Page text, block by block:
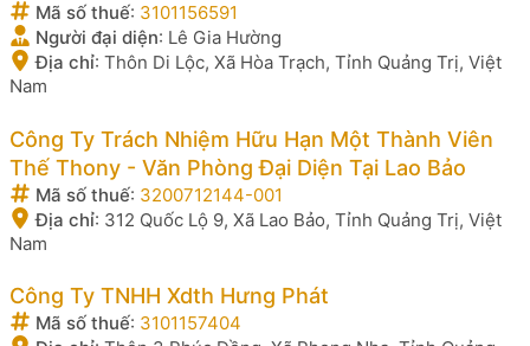
Mã số thuế: 3101156591
Người đại diện: Lê Gia Hường
Địa chỉ: Thôn Di Lộc, Xã Hòa Trạch, Tỉnh Quảng Trị, Việt
Nam
Công Ty Trách Nhiệm Hữu Hạn Một Thành Viên
Thế Thony - Văn Phòng Đại Diện Tại Lao Bảo
Mã số thuế: 3200712144-001
Địa chỉ: 312 Quốc Lộ 9, Xã Lao Bảo, Tỉnh Quảng Trị, Việt
Nam
Công Ty TNHH Xdth Hưng Phát
Mã số thuế: 3101157404